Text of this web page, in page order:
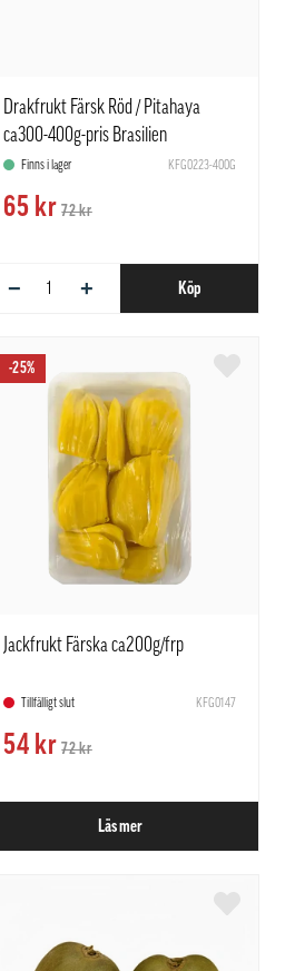
Drakfrukt Färsk Röd / Pitahaya
ca300-400g-pris Brasilien
Finns i lager KFG0223-400G
65 kr 72 kr
− + Köp
-25%
Jackfrukt Färska ca200g/frp
Tillfälligt slut KFG0147
54 kr 72 kr
Läs mer